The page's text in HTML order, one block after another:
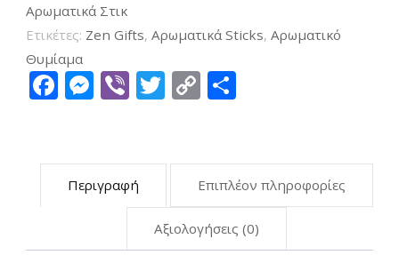
Αρωματικά Στικ
Ετικέτες: Zen Gifts, Αρωματικά Sticks, Αρωματικό
Θυμίαμα
Facebook
Messenger
ViberTwitter
Copy
Περιγραφή Επιπλέον πληροφορίες
Αξιολογήσεις (0)